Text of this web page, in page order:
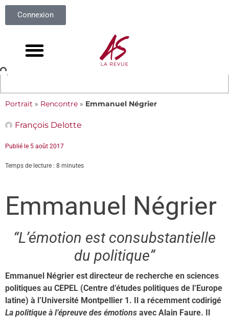
Connexion
Portrait » Rencontre » Emmanuel Négrier
François Delotte
Publié le 5 août 2017
Temps de lecture : 8 minutes
Emmanuel Négrier
“L’émotion est consubstantielle
du politique”
Emmanuel Négrier est directeur de recherche en sciences
politiques au CEPEL (Centre d’études politiques de l’Europe
latine) à l’Université Montpellier 1. Il a récemment codirigé
La politique à l’épreuve des émotions avec Alain Faure. Il